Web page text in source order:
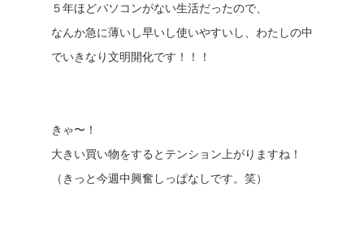
５年ほどパソコンがない生活だったので、
なんか急に薄いし早いし使いやすいし、わたしの中
でいきなり文明開化です！！！
きゃ〜！
大きい買い物をするとテンション上がりますね！
（きっと今週中興奮しっぱなしです。笑）